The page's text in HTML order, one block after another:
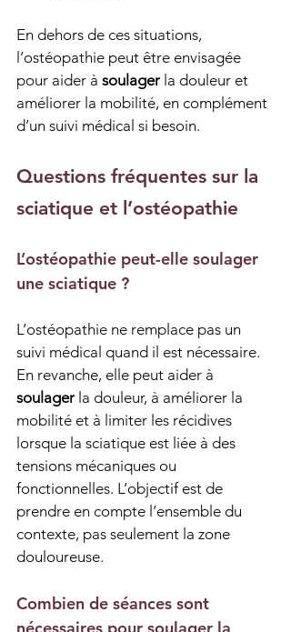
En dehors de ces situations,
l’ostéopathie peut être envisagée
pour aider à soulager la douleur et
améliorer la mobilité, en complément
d’un suivi médical si besoin.
Questions fréquentes sur la
sciatique et l’ostéopathie
L’ostéopathie peut-elle soulager
une sciatique ?
L’ostéopathie ne remplace pas un
suivi médical quand il est nécessaire.
En revanche, elle peut aider à
soulager la douleur, à améliorer la
mobilité et à limiter les récidives
lorsque la sciatique est liée à des
tensions mécaniques ou
fonctionnelles. L’objectif est de
prendre en compte l’ensemble du
contexte, pas seulement la zone
douloureuse.
Combien de séances sont